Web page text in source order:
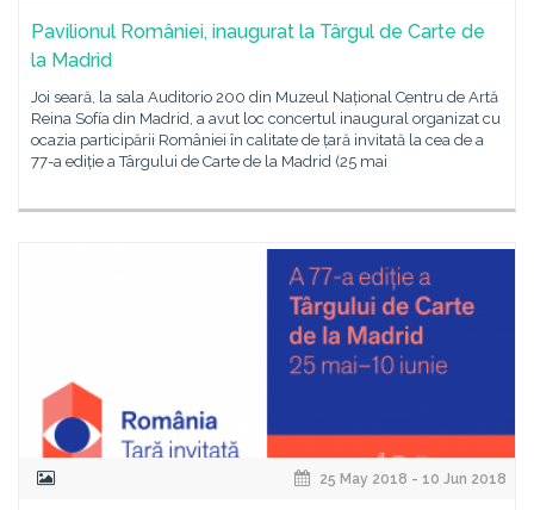
Pavilionul României, inaugurat la Târgul de Carte de
la Madrid
Joi seară, la sala Auditorio 200 din Muzeul Național Centru de Artă
Reina Sofía din Madrid, a avut loc concertul inaugural organizat cu
ocazia participării României în calitate de țară invitată la cea de a
77-a ediție a Târgului de Carte de la Madrid (25 mai
25 May 2018 - 10 Jun 2018